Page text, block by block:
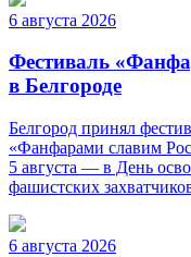
6 августа 2026
Фестиваль
в Белгороде
Белгород принял
«Фанфарами славим
5 августа — в День
фашистских
6 августа 2026